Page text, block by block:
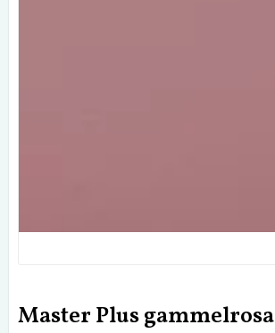
Master Plus gammelrosa